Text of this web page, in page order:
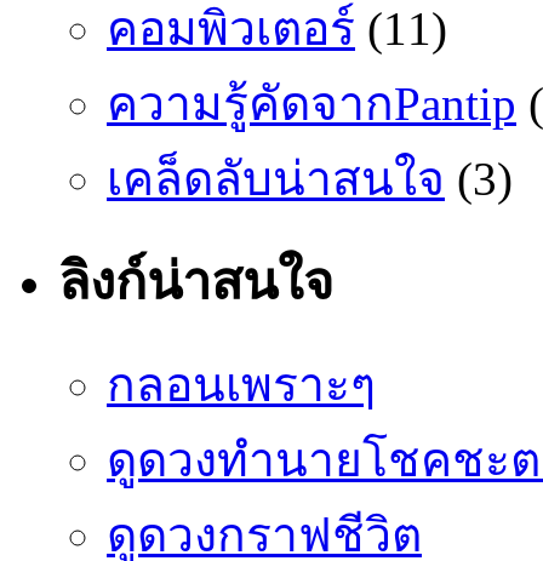
คอมพิวเตอร์ (11)
ความรู้คัดจากPantip
เคล็ดลับน่าสนใจ (3)
ลิงก์น่าสนใจ
กลอนเพราะๆ
ดูดวงทำนายโชคชะ
ดูดวงกราฟชีวิต